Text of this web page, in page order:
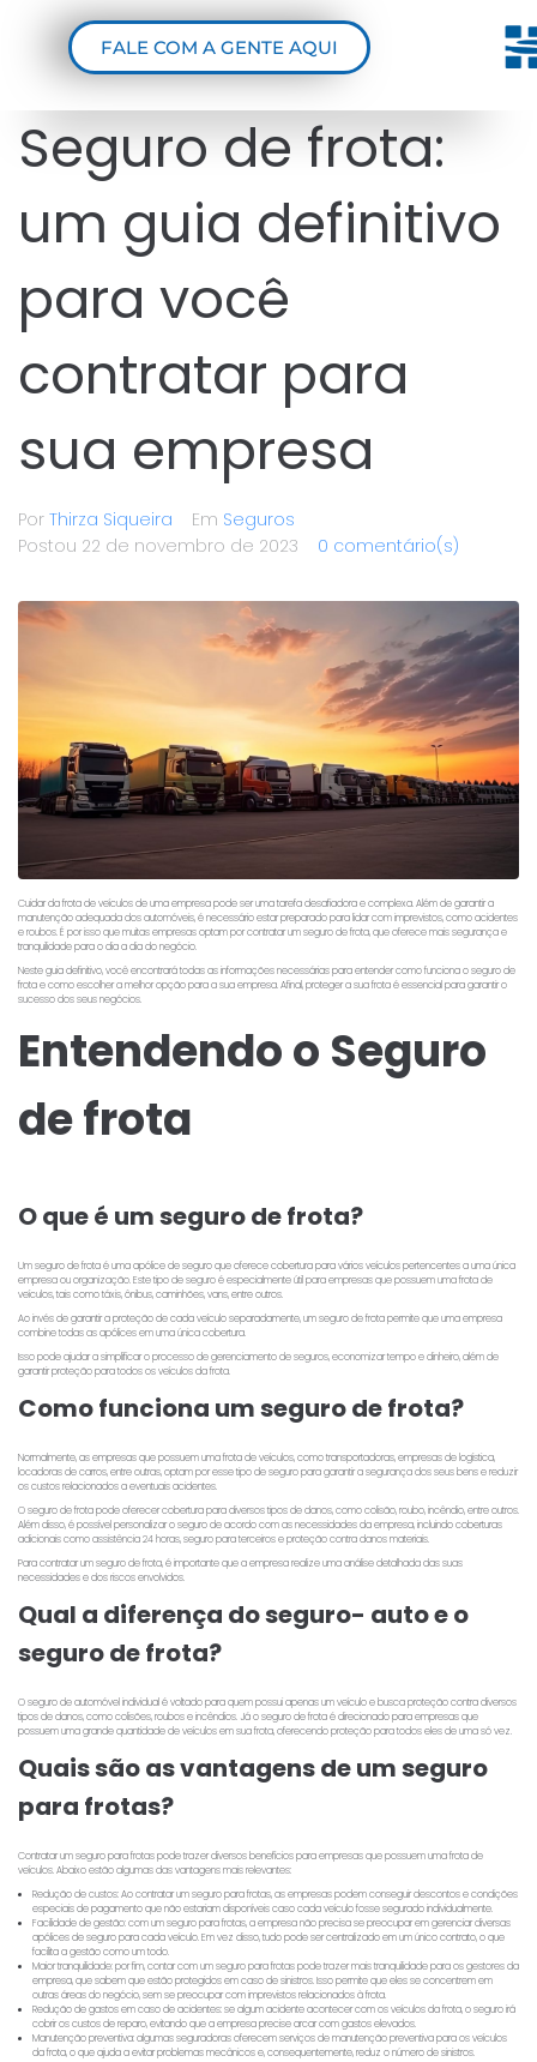
FALE COM A GENTE AQUI
Seguro de frota:
um guia definitivo
para você
contratar para
sua empresa
Por Thirza Siqueira Em Seguros
Postou 22 de novembro de 2023 0 comentário(s)
Cuidar da frota de veículos de uma empresa pode ser uma tarefa desafiadora e complexa. Além de garantir a
manutenção adequada dos automóveis, é necessário estar preparado para lidar com imprevistos, como acidentes
e roubos. É por isso que muitas empresas optam por contratar um seguro de frota, que oferece mais segurança e
tranquilidade para o dia a dia do negócio.
Neste guia definitivo, você encontrará todas as informações necessárias para entender como funciona o seguro de
frota e como escolher a melhor opção para a sua empresa. Afinal, proteger a sua frota é essencial para garantir o
sucesso dos seus negócios.
Entendendo o Seguro
de frota
O que é um seguro de frota?
Um seguro de frota é uma apólice de seguro que oferece cobertura para vários veículos pertencentes a uma única
empresa ou organização. Este tipo de seguro é especialmente útil para empresas que possuem uma frota de
veículos, tais como táxis, ônibus, caminhões, vans, entre outros.
Ao invés de garantir a proteção de cada veículo separadamente, um seguro de frota permite que uma empresa
combine todas as apólices em uma única cobertura.
Isso pode ajudar a simplificar o processo de gerenciamento de seguros, economizar tempo e dinheiro, além de
garantir proteção para todos os veículos da frota.
Como funciona um seguro de frota?
Normalmente, as empresas que possuem uma frota de veículos, como transportadoras, empresas de logística,
locadoras de carros, entre outras, optam por esse tipo de seguro para garantir a segurança dos seus bens e reduzir
os custos relacionados a eventuais acidentes.
O seguro de frota pode oferecer cobertura para diversos tipos de danos, como colisão, roubo, incêndio, entre outros.
Além disso, é possível personalizar o seguro de acordo com as necessidades da empresa, incluindo coberturas
adicionais como assistência 24 horas, seguro para terceiros e proteção contra danos materiais.
Para contratar um seguro de frota, é importante que a empresa realize uma análise detalhada das suas
necessidades e dos riscos envolvidos.
Qual a diferença do seguro- auto e o
seguro de frota?
O seguro de automóvel individual é voltado para quem possui apenas um veículo e busca proteção contra diversos
tipos de danos, como colisões, roubos e incêndios. Já o seguro de frota é direcionado para empresas que
possuem uma grande quantidade de veículos em sua frota, oferecendo proteção para todos eles de uma só vez.
Quais são as vantagens de um seguro
para frotas?
Contratar um seguro para frotas pode trazer diversos benefícios para empresas que possuem uma frota de
veículos. Abaixo estão algumas das vantagens mais relevantes:
Redução de custos: Ao contratar um seguro para frotas, as empresas podem conseguir descontos e condições
especiais de pagamento que não estariam disponíveis caso cada veículo fosse segurado individualmente.
Facilidade de gestão: com um seguro para frotas, a empresa não precisa se preocupar em gerenciar diversas
apólices de seguro para cada veículo. Em vez disso, tudo pode ser centralizado em um único contrato, o que
facilita a gestão como um todo.
Maior tranquilidade: por fim, contar com um seguro para frotas pode trazer mais tranquilidade para os gestores da
empresa, que sabem que estão protegidos em caso de sinistros. Isso permite que eles se concentrem em
outras áreas do negócio, sem se preocupar com imprevistos relacionados à frota.
Redução de gastos em caso de acidentes: se algum acidente acontecer com os veículos da frota, o seguro irá
cobrir os custos de reparo, evitando que a empresa precise arcar com gastos elevados.
Manutenção preventiva: algumas seguradoras oferecem serviços de manutenção preventiva para os veículos
da frota, o que ajuda a evitar problemas mecânicos e, consequentemente, reduz o número de sinistros.